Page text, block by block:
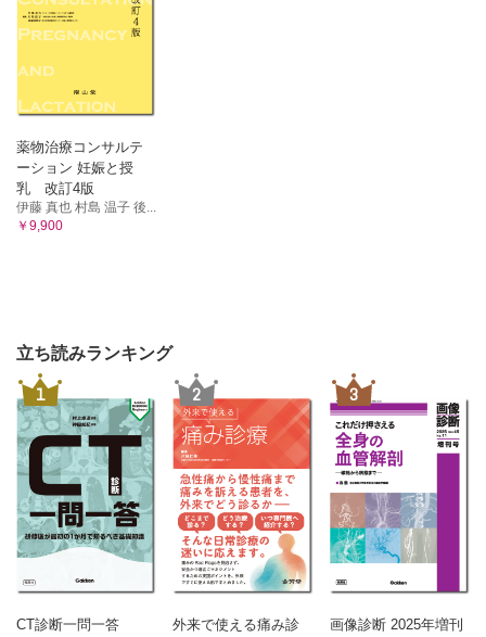
薬物治療コンサルテ
ーション 妊娠と授
乳 改訂4版
伊藤 真也 村島 温子 後...
￥9,900
立ち読みランキング
1
CT診断一問一答
2
外来で使える痛み診
3
画像診断 2025年増刊